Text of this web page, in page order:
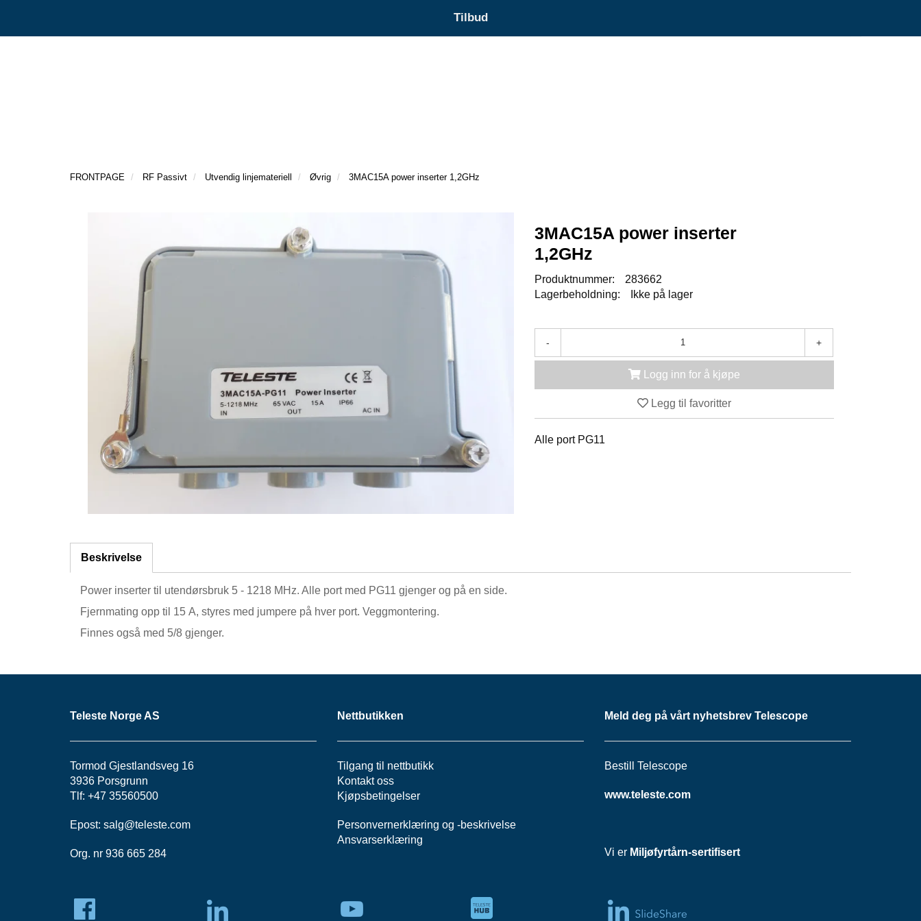
Tilbud
FRONTPAGE RF Passivt Utvendig linjemateriell Øvrig 3MAC15A power inserter 1,2GHz
3MAC15A power inserter
1,2GHz
Produktnummer:
283662
Lagerbeholdning:
Ikke på lager
- +
Logg inn for å kjøpe
Legg til favoritter
Alle port PG11
Beskrivelse
Power inserter til utendørsbruk 5 - 1218 MHz. Alle port med PG11 gjenger og på en side.
Fjernmating opp til 15 A, styres med jumpere på hver port. Veggmontering.
Finnes også med 5/8 gjenger.
Teleste Norge AS
Tormod Gjestlandsveg 16
3936 Porsgrunn
Tlf: +47 35560500
Epost: salg@teleste.com
Org. nr 936 665 284
Nettbutikken
Tilgang til nettbutikk
Kontakt oss
Kjøpsbetingelser
Personvernerklæring og -beskrivelse
Ansvarserklæring
Meld deg på vårt nyhetsbrev Telescope
Bestill Telescope
www.teleste.com
Vi er Miljøfyrtårn-sertifisert